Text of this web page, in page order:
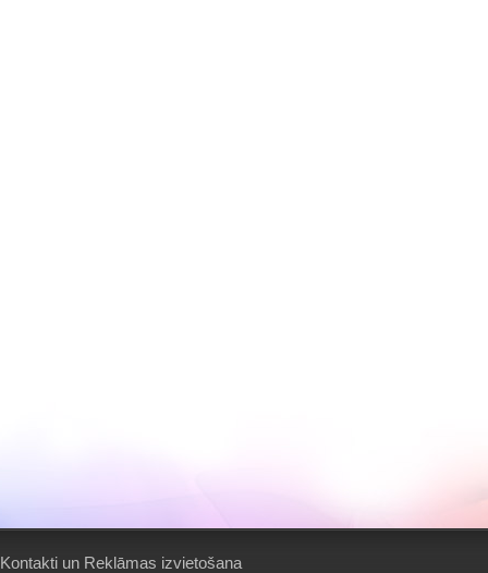
Kontakti un Reklāmas izvietošana